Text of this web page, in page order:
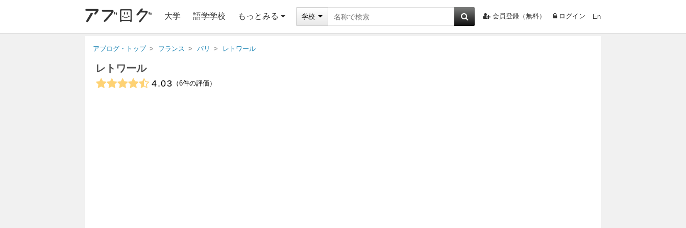
大学 語学学校 もっとみる 学校 会員登録（無料） ログイン En
アブログ・トップ フランス パリ レトワール
レトワール
4.03 6件の評価